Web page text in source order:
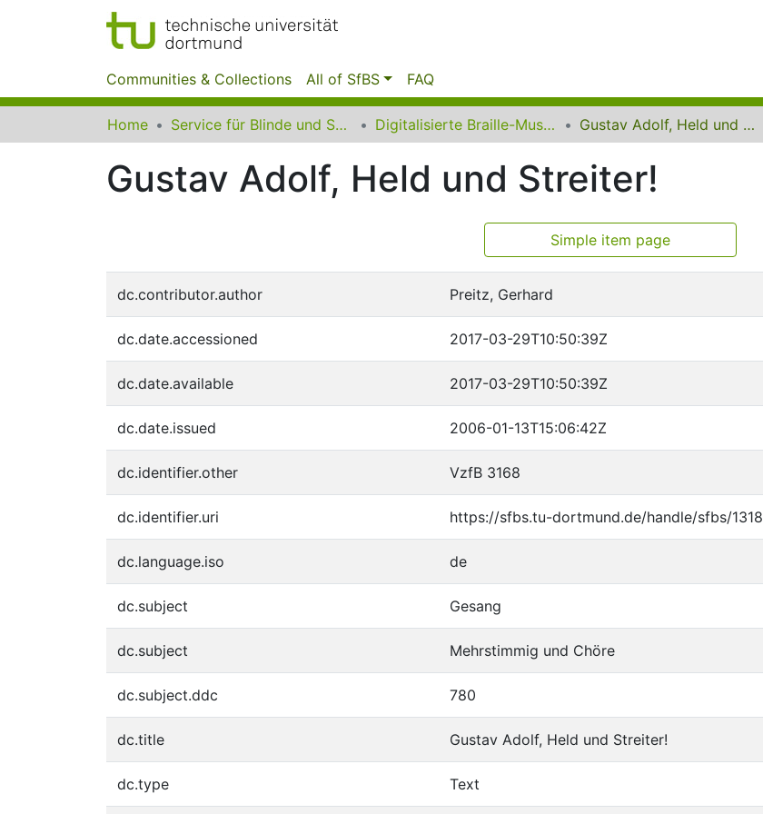
Communities & Collections All of SfBS FAQ
Home Service für Blinde und Sehbehinderte der UB Dortmund Digitalisierte Braille-Musik-Matrizen des VzfB Gustav Adolf, Held und Streiter!
Gustav Adolf, Held und Streiter!
Simple item page
dc.contributor.author Preitz, Gerhard
dc.date.accessioned 2017-03-29T10:50:39Z
dc.date.available 2017-03-29T10:50:39Z
dc.date.issued 2006-01-13T15:06:42Z
dc.identifier.other VzfB 3168
dc.identifier.uri https://sfbs.tu-dortmund.de/handle/sfbs/1318
dc.language.iso de
dc.subject Gesang
dc.subject Mehrstimmig und Chöre
dc.subject.ddc 780
dc.title Gustav Adolf, Held und Streiter!
dc.type Text